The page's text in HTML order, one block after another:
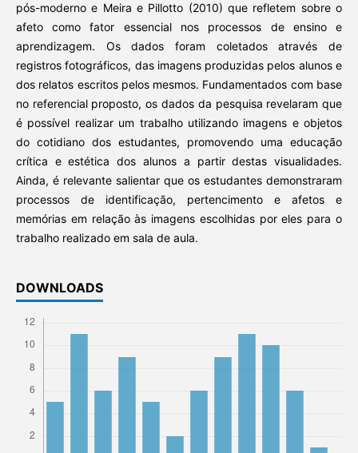
pós-moderno e Meira e Pillotto (2010) que refletem sobre o
afeto como fator essencial nos processos de ensino e
aprendizagem. Os dados foram coletados através de
registros fotográficos, das imagens produzidas pelos alunos e
dos relatos escritos pelos mesmos. Fundamentados com base
no referencial proposto, os dados da pesquisa revelaram que
é possível realizar um trabalho utilizando imagens e objetos
do cotidiano dos estudantes, promovendo uma educação
crítica e estética dos alunos a partir destas visualidades.
Ainda, é relevante salientar que os estudantes demonstraram
processos de identificação, pertencimento e afetos e
memórias em relação às imagens escolhidas por eles para o
trabalho realizado em sala de aula.
DOWNLOADS